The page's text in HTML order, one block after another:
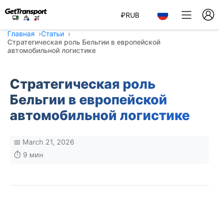
₽RUB
Главная
Статьи
Стратегическая роль Бельгии в европейской
автомобильной логистике
Стратегическая роль
Бельгии в европейской
автомобильной логистике
📅 March 21, 2026
⏱️ 9 мин